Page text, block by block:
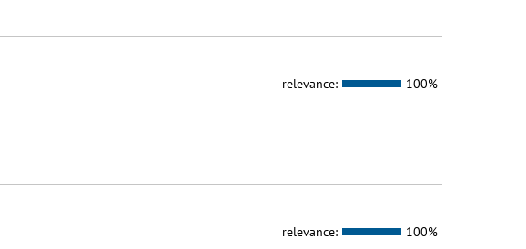
relevance: 100%
relevance: 100%